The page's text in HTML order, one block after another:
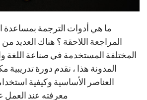
ما هي أدوات الترجمة بمساعدة
المراجعة اللاحقة ؟ هناك العديد
المختلفة المستخدمة في صناعة اللغة
المدونة هذا ، نقدم دورة تدريبية
العناصر الأساسية وكيفية
معرفته عند